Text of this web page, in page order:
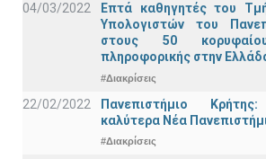
04/03/2022
Επτά καθηγητές του
Υπολογιστών του
στους 50
πληροφορικής στην
#Διακρίσεις
22/02/2022
Πανεπιστήμιο
καλύτερα Νέα
#Διακρίσεις